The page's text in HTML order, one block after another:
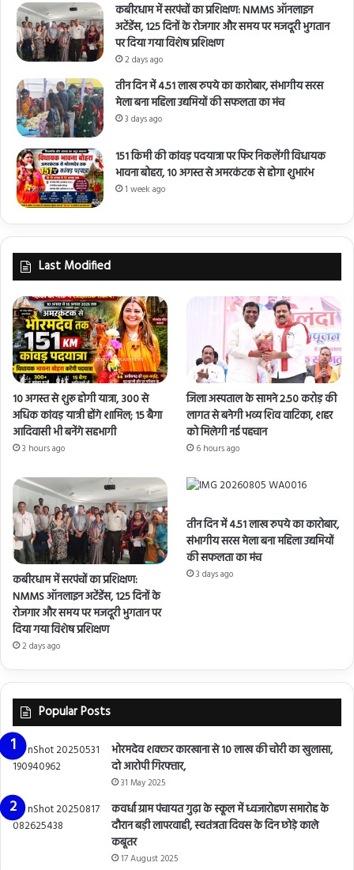
कबीरधाम में सरपंचों का प्रशिक्षण: NMMS ऑनलाइन
अटेंडेंस, 125 दिनों के रोजगार और समय पर मजदूरी भुगतान
पर दिया गया विशेष प्रशिक्षण
2 days ago
तीन दिन में 4.51 लाख रुपये का कारोबार, संभागीय सरस
मेला बना महिला उद्यमियों की सफलता का मंच
3 days ago
151 किमी की कांवड़ पदयात्रा पर फिर निकलेंगी विधायक
भावना बोहरा, 10 अगस्त से अमरकंटक से होगा शुभारंभ
1 week ago
Last Modified
10 अगस्त से शुरू होगी यात्रा, 300 से
अधिक कांवड़ यात्री होंगे शामिल; 15 बैगा
आदिवासी भी बनेंगे सहभागी
3 hours ago
जिला अस्पताल के सामने 2.50 करोड़ की
लागत से बनेगी भव्य शिव वाटिका, शहर
को मिलेगी नई पहचान
6 hours ago
कबीरधाम में सरपंचों का प्रशिक्षण:
NMMS ऑनलाइन अटेंडेंस, 125 दिनों के
रोजगार और समय पर मजदूरी भुगतान पर
दिया गया विशेष प्रशिक्षण
2 days ago
तीन दिन में 4.51 लाख रुपये का कारोबार,
संभागीय सरस मेला बना महिला उद्यमियों
की सफलता का मंच
3 days ago
Popular Posts
भोरमदेव शक्कर कारखाना से 10 लाख की चोरी का खुलासा,
दो आरोपी गिरफ्तार,
31 May 2025
कवर्धा ग्राम पंचायत गुढ़ा के स्कूल में ध्वजारोहण समारोह के
दौरान बड़ी लापरवाही, स्वतंत्रता दिवस के दिन छोड़े काले
कबूतर
17 August 2025